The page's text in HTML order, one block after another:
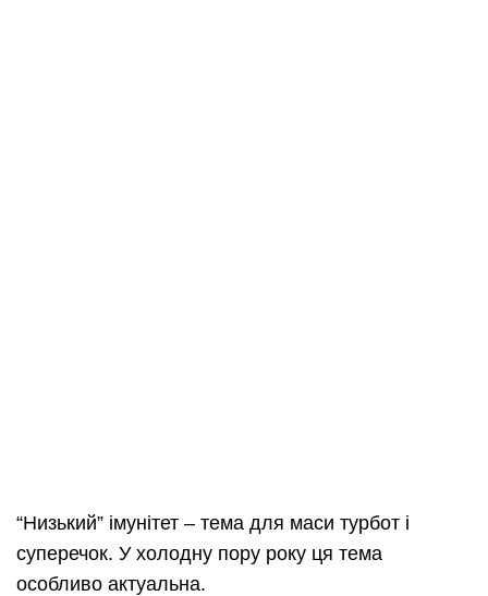
“Низький” імунітет – тема для маси турбот і
суперечок. У холодну пору року ця тема
особливо актуальна.